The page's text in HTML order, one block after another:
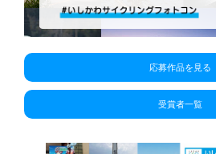
応募作品を見る
受賞者一覧